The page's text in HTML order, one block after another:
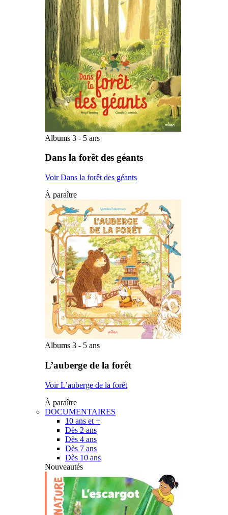
Albums 3 - 5 ans
Dans la forêt des géants
Voir Dans la forêt des géants
À paraître
Albums 3 - 5 ans
L’auberge de la forêt
Voir L’auberge de la forêt
À paraître
DOCUMENTAIRES
10 ans et +
Dès 2 ans
Dès 4 ans
Dès 7 ans
Dès 10 ans
Nouveautés